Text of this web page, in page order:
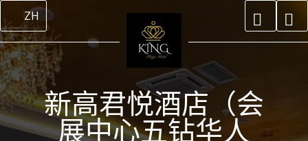
ZH
新高君悦酒店（会
展中心五钻华人